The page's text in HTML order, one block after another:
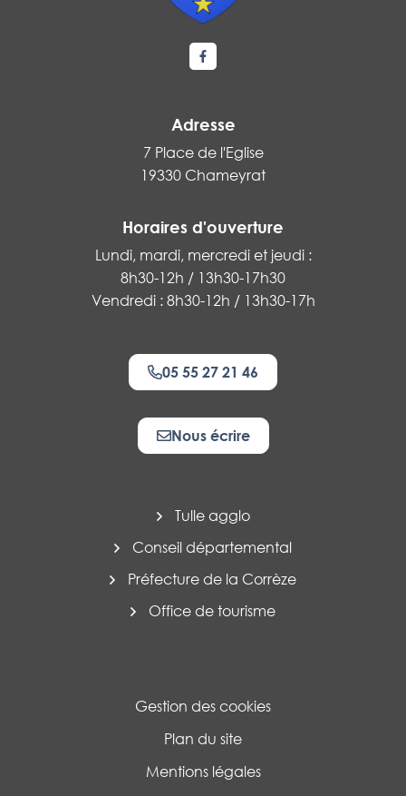
Lien vers le compte Facebook
Adresse
7 Place de l'Eglise
19330 Chameyrat
Horaires d'ouverture
Lundi, mardi, mercredi et jeudi :
8h30-12h / 13h30-17h30
Vendredi : 8h30-12h / 13h30-17h
05 55 27 21 46
Nous écrire
Tulle agglo
Conseil départemental
Préfecture de la Corrèze
Office de tourisme
Gestion des cookies
Plan du site
Mentions légales